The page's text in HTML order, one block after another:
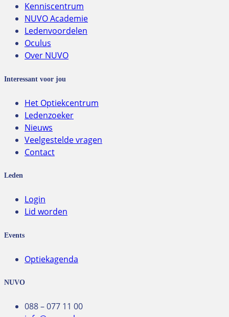
Kenniscentrum
NUVO Academie
Ledenvoordelen
Oculus
Over NUVO
Interessant voor jou
Het Optiekcentrum
Ledenzoeker
Nieuws
Veelgestelde vragen
Contact
Leden
Login
Lid worden
Events
Optiekagenda
NUVO
088 – 077 11 00